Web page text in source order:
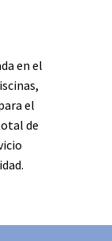
en el
el
de